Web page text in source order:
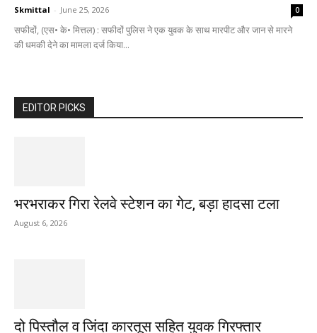
Skmittal - June 25, 2026 0
सफीदों, (एस• के• मित्तल) : सफीदों पुलिस ने एक युवक के साथ मारपीट और जान से मारने
की धमकी देने का मामला दर्ज किया...
EDITOR PICKS
भरभराकर गिरा रेलवे स्टेशन का गेट, बड़ा हादसा टला
August 6, 2026
दो पिस्तौल व जिंदा कारतूस सहित युवक गिरफ्तार